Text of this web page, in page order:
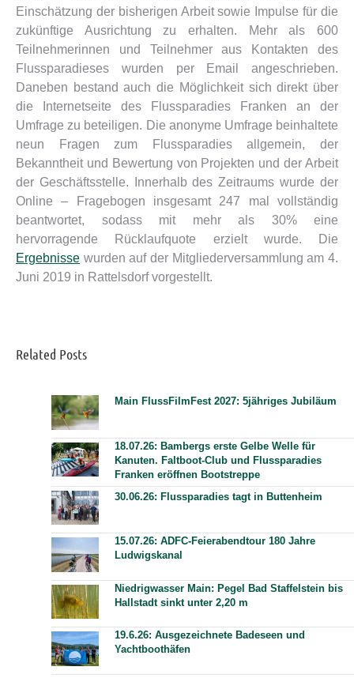
Einschätzung der bisherigen Arbeit sowie Impulse für die
zukünftige Ausrichtung zu erhalten. Mehr als 600
Teilnehmerinnen und Teilnehmer aus Kontakten des
Flussparadieses wurden per Email angeschrieben.
Daneben bestand auch die Möglichkeit sich direkt über
die Internetseite des Flussparadies Franken an der
Umfrage zu beteiligen. Die anonyme Umfrage beinhaltete
neun Fragen zum Flussparadies allgemein, der
Bekanntheit und Bewertung von Projekten und der Arbeit
der Geschäftsstelle. Innerhalb des Zeitraums wurde der
Online – Fragebogen insgesamt 247 mal vollständig
beantwortet, sodass mit mehr als 30% eine
hervorragende Rücklaufquote erzielt wurde. Die
Ergebnisse wurden auf der Mitgliederversammlung am 4.
Juni 2019 in Rattelsdorf vorgestellt.
Related Posts
Main FlussFilmFest 2027: 5jähriges Jubiläum
18.07.26: Bambergs erste Gelbe Welle für
Kanuten. Faltboot-Club und Flussparadies
Franken eröffnen Bootstreppe
30.06.26: Flussparadies tagt in Buttenheim
15.07.26: ADFC-Feierabendtour 180 Jahre
Ludwigskanal
Niedrigwasser Main: Pegel Bad Staffelstein bis
Hallstadt sinkt unter 2,20 m
19.6.26: Ausgezeichnete Badeseen und
Yachtboothäfen